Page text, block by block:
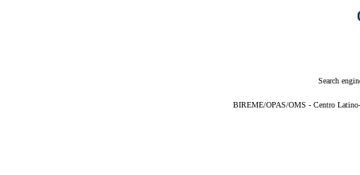
Search
BIREME/OPAS/OMS - Centro Latino-